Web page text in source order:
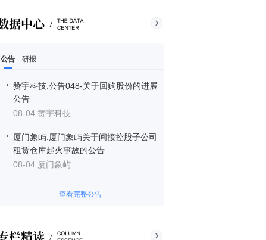
公告 研报
赞宇科技:公告048-关于回购股份的进展
公告
08-04 赞宇科技
厦门象屿:厦门象屿关于间接控股子公司
租赁仓库起火事故的公告
08-04 厦门象屿
查看完整公告